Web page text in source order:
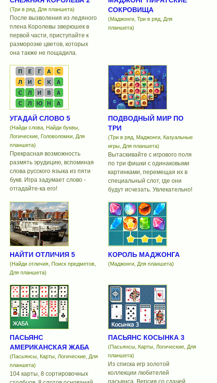
(Три в ряд, Для планшета)
После вызволения из ледяного
плена Королевы зверюшек в
первой части, приступайте к
разморозке цветов, которых
она также не пощадила.
СОКРОВИЩА
(Маджонги, Три в ряд, Для
планшета)
УГАДАЙ СЛОВО 5
(Найди слова, Найди буквы,
Логические, Головоломки, Для
планшета)
Прекрасная возможность
размять эрудицию, вспоминая
слова русского языка из пяти
букв. Игра задумает слово -
отгадайте-ка его!
ПОДВОДНЫЙ МИР ПО
ТРИ
(Три в ряд, Маджонги, Казуальные
игры, Для планшета)
Вытаскивайте с игрового поля
по три фишки с одинаковыми
картинками, перемещая их в
специальный слот, где они
будут исчезать. Увлекательно!
НАЙТИ ОТЛИЧИЯ 5
(Найди отличия, Поиск предметов,
Для планшета)
КОРОЛЬ МАДЖОНГА
(Маджонги, Для планшета)
ПАСЬЯНС
АМЕРИКАНСКАЯ ЖАБА
(Пасьянсы, Карты, Логические, Для
планшета)
104 карты, 8 сортировочных
ПАСЬЯНС КОСЫНКА 3
(Пасьянсы, Карты, Логические, Для
планшета)
Из списка игр золотой
коллекции любителей
пасьянса. Версия со сдачей